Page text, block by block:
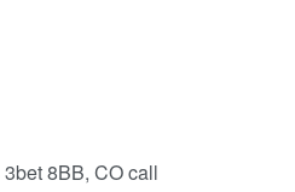
8BB, CO call